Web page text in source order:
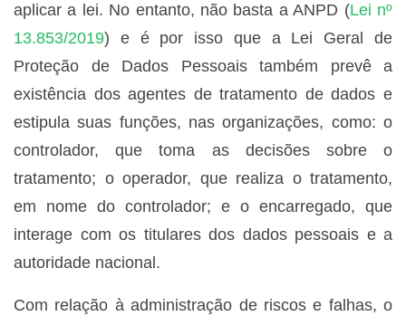
aplicar a lei. No entanto, não basta a ANPD (Lei nº
13.853/2019) e é por isso que a Lei Geral de
Proteção de Dados Pessoais também prevê a
existência dos agentes de tratamento de dados e
estipula suas funções, nas organizações, como: o
controlador, que toma as decisões sobre o
tratamento; o operador, que realiza o tratamento,
em nome do controlador; e o encarregado, que
interage com os titulares dos dados pessoais e a
autoridade nacional.
Com relação à administração de riscos e falhas, o